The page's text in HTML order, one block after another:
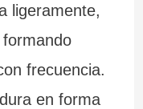
ligeramente,
frecuencia.
en forma